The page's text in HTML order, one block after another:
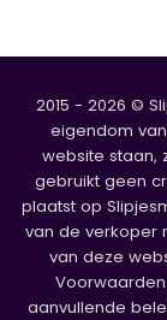
2015 - 2026 ©
eigendom
website staan,
gebruikt geen
plaatst op
van de verkoper
van deze
aanvullende